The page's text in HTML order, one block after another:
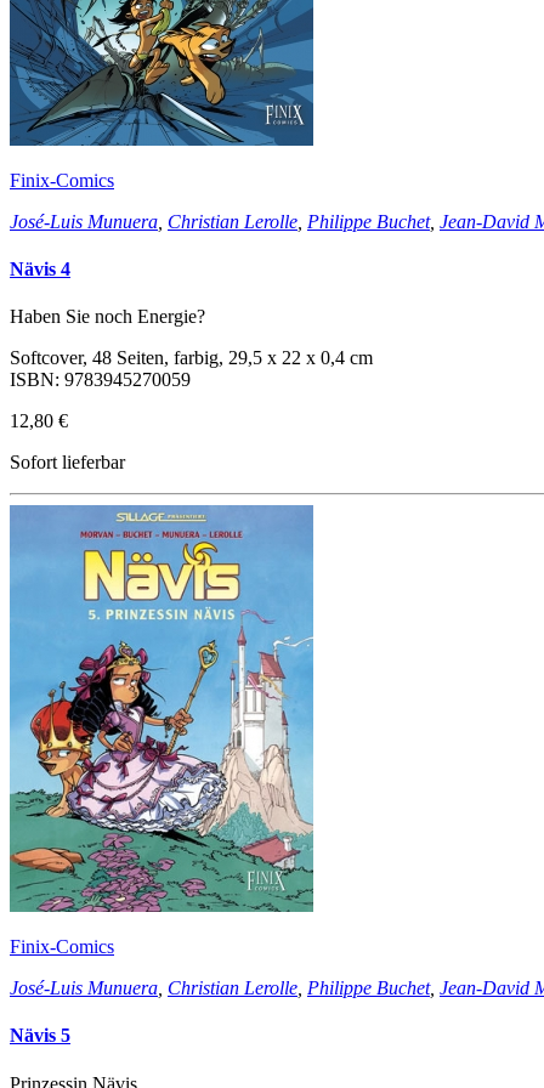
Finix-Comics
José-Luis Munuera Christian Lerolle Philippe Buchet, Jean-David
Nävis 4
Haben Sie noch Energie?
Softcover, 48 Seiten, farbig, 29,5 x 22 x 0,4 cm
ISBN: 9783945270059
12,80 €
Sofort lieferbar
Finix-Comics
José-Luis Munuera Christian Lerolle Philippe Buchet, Jean-David
Nävis 5
Prinzessin Nävis